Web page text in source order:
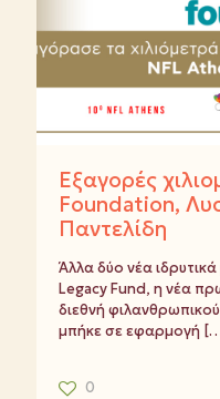
Εξαγορές
Foundation,
Παντελίδη
Άλλα δύο νέα
Legacy Fund, η νέα
διεθνή
μπήκε σε εφαρμογή
0